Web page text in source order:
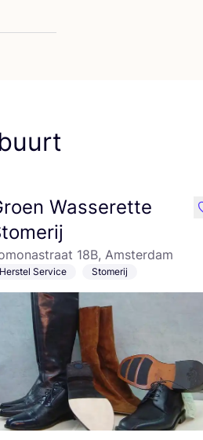
Wasserette
18B, Amsterdam
Herstel Service Stomerij